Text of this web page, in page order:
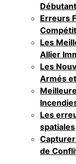
Erreurs
Les
Allier
Les
Armés
Les
spatiales
Capturer
de